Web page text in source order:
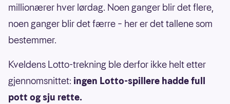
millionærer hver lørdag. Noen ganger blir det flere,
noen ganger blir det færre – her er det tallene som
bestemmer.
Kveldens Lotto-trekning ble derfor ikke helt etter
gjennomsnittet: ingen Lotto-spillere hadde full
pott og sju rette.